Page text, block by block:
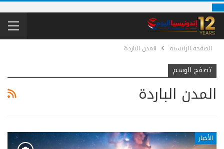
الصفحة الرئيسية المدن الباردة
تصفح الوسم
المدن الباردة
الأخبار